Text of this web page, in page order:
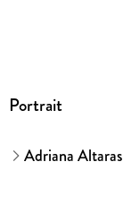
Portrait
Adriana Altaras